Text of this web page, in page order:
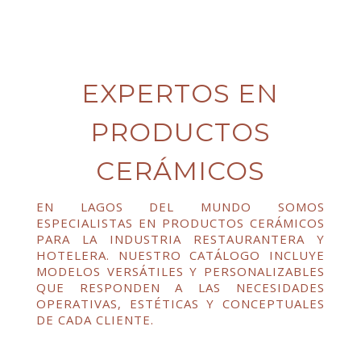
EXPERTOS EN
PRODUCTOS
CERÁMICOS
EN LAGOS DEL MUNDO SOMOS
ESPECIALISTAS EN PRODUCTOS CERÁMICOS
PARA LA INDUSTRIA RESTAURANTERA Y
HOTELERA. NUESTRO CATÁLOGO INCLUYE
MODELOS VERSÁTILES Y PERSONALIZABLES
QUE RESPONDEN A LAS NECESIDADES
OPERATIVAS, ESTÉTICAS Y CONCEPTUALES
DE CADA CLIENTE.